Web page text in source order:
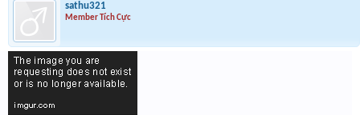
sathu321
Member Tích Cực